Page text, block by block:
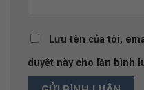
Lưu tên của tôi,
duyệt này cho lần bình